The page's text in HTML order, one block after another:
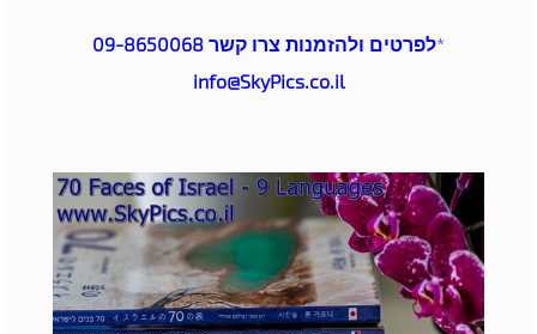
*לפרטים ולהזמנות צרו קשר 09-8650068
info@SkyPics.co.il